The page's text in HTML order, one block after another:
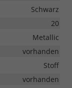
Schwarz
20
Metallic
vorhanden
Stoff
vorhanden